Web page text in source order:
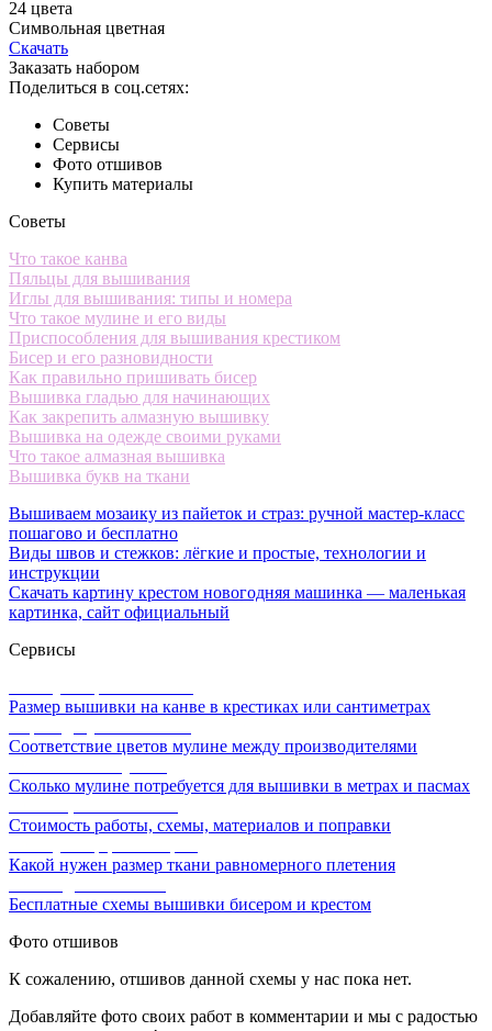
24 цвета
Символьная цветная
Скачать
Заказать набором
Поделиться в соц.сетях:
Советы
Сервисы
Фото отшивов
Купить материалы
Советы
Что такое канва
Пяльцы для вышивания
Иглы для вышивания: типы и номера
Что такое мулине и его виды
Приспособления для вышивания крестиком
Бисер и его разновидности
Как правильно пришивать бисер
Вышивка гладью для начинающих
Как закрепить алмазную вышивку
Вышивка на одежде своими руками
Что такое алмазная вышивка
Вышивка букв на ткани
Вышиваем мозаику из пайеток и страз: ручной мастер-класс
пошагово и бесплатно
Виды швов и стежков: лёгкие и простые, технологии и
инструкции
Скачать картину крестом новогодняя машинка — маленькая
картинка, сайт официальный
Сервисы
Размер вышивки на канве в крестиках или сантиметрах
Соответствие цветов мулине между производителями
Сколько мулине потребуется для вышивки в метрах и пасмах
Стоимость работы, схемы, материалов и поправки
Какой нужен размер ткани равномерного плетения
Бесплатные схемы вышивки бисером и крестом
Фото отшивов
К сожалению, отшивов данной схемы у нас пока нет.
Добавляйте фото своих работ в комментарии и мы с радостью